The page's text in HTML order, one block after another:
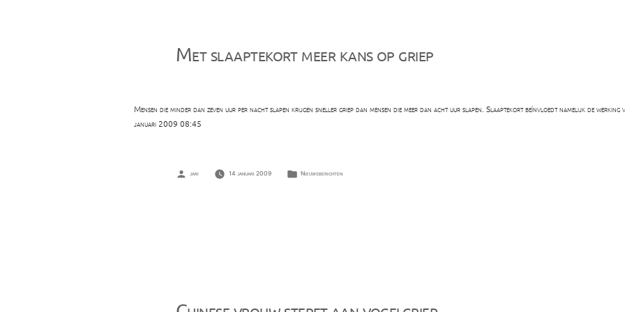
Met slaaptekort meer kans op griep
Mensen die minder dan zeven uur per nacht slapen krijgen sneller griep dan mensen die meer dan acht uur slapen. Slaaptekort beïnvloedt namelijk de
januari 2009 08:45
Geplaatst
jari 14 januari 2009
Geplaatst
Nieuwsberichten